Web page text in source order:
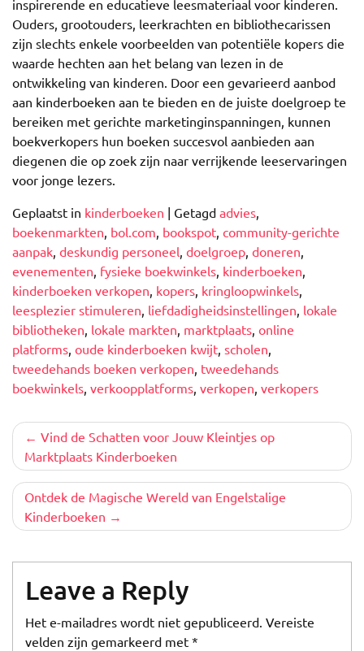
inspirerende en educatieve leesmateriaal voor kinderen.
Ouders, grootouders, leerkrachten en bibliothecarissen
zijn slechts enkele voorbeelden van potentiële kopers die
waarde hechten aan het belang van lezen in de
ontwikkeling van kinderen. Door een gevarieerd aanbod
aan kinderboeken aan te bieden en de juiste doelgroep te
bereiken met gerichte marketinginspanningen, kunnen
boekverkopers hun boeken succesvol aanbieden aan
diegenen die op zoek zijn naar verrijkende leeservaringen
voor jonge lezers.
Geplaatst in kinderboeken | Getagd advies,
boekenmarkten, bol.com, bookspot, community-gerichte
aanpak, deskundig personeel, doelgroep, doneren,
evenementen, fysieke boekwinkels, kinderboeken,
kinderboeken verkopen, kopers, kringloopwinkels,
leesplezier stimuleren, liefdadigheidsinstellingen, lokale
bibliotheken, lokale markten, marktplaats, online
platforms, oude kinderboeken kwijt, scholen,
tweedehands boeken verkopen, tweedehands
boekwinkels, verkoopplatforms, verkopen, verkopers
Berichtnavigatie
Vind de Schatten voor Jouw Kleintjes op
Marktplaats Kinderboeken
Ontdek de Magische Wereld van Engelstalige
Kinderboeken
Leave a Reply
Het e-mailadres wordt niet gepubliceerd. Vereiste
velden zijn gemarkeerd met *